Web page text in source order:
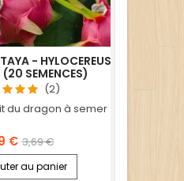
- HYLOCEREUS
SEMENCES)
(2)
du dragon à semer
€ 3,69 €
au panier